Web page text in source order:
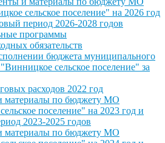
сельское поселение" на 2026 год
период 2026-2028 годов
программы
обязательств
бюджета муниципального
сельское поселение" за
расходов 2022 год
материалы по бюджету МО
поселение" на 2023 год и
2023-2025 годов
материалы по бюджету МО